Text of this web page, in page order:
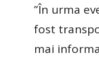
”În urma
fost
mai